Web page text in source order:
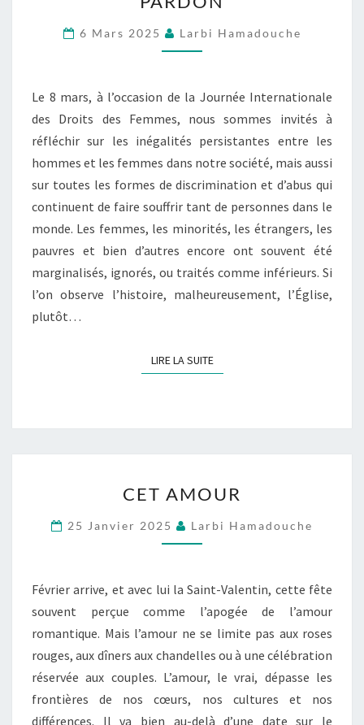
6 Mars 2025 Larbi Hamadouche
Le 8 mars, à l’occasion de la Journée Internationale
des Droits des Femmes, nous sommes invités à
réfléchir sur les inégalités persistantes entre les
hommes et les femmes dans notre société, mais aussi
sur toutes les formes de discrimination et d’abus qui
continuent de faire souffrir tant de personnes dans le
monde. Les femmes, les minorités, les étrangers, les
pauvres et bien d’autres encore ont souvent été
marginalisés, ignorés, ou traités comme inférieurs. Si
l’on observe l’histoire, malheureusement, l’Église,
plutôt…
LIRE LA SUITELIRE LA SUITE
AMOUR
CET AMOUR
25 Janvier 2025 Larbi Hamadouche
Février arrive, et avec lui la Saint-Valentin, cette fête
souvent perçue comme l’apogée de l’amour
romantique. Mais l’amour ne se limite pas aux roses
rouges, aux dîners aux chandelles ou à une célébration
réservée aux couples. L’amour, le vrai, dépasse les
frontières de nos cœurs, nos cultures et nos
différences. Il va bien au-delà d’une date sur le